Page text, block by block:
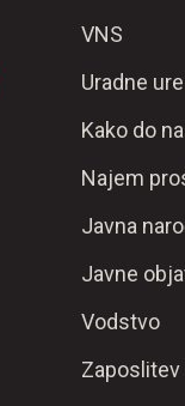
VNS
Uradne
Kako do
Najem
Javna
Javne
Vodstvo
Zaposlitev